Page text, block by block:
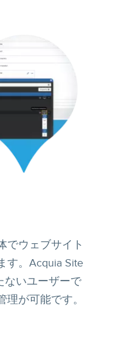
でウェブサイト
す。Acquia Site
ないユーザーで
理が可能です。